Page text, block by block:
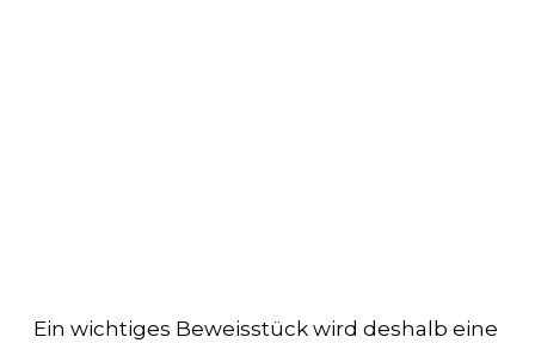
Ein wichtiges Beweisstück wird deshalb eine